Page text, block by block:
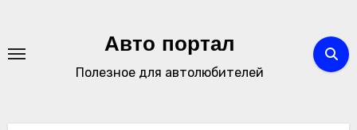
содержимому
Авто портал
Полезное для автолюбителей